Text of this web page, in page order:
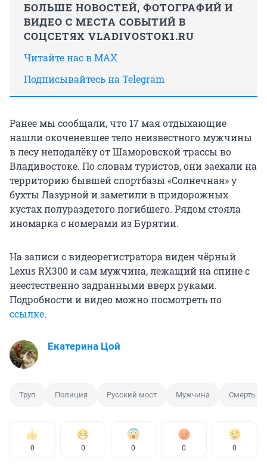
БОЛЬШЕ НОВОСТЕЙ, ФОТОГРАФИЙ И
ВИДЕО С МЕСТА СОБЫТИЙ В
СОЦСЕТЯХ VLADIVOSTOK1.RU
Читайте нас в MAX
Подписывайтесь на Telegram
Ранее мы сообщали, что 17 мая отдыхающие
нашли окоченевшее тело неизвестного мужчины
в лесу неподалёку от Шаморовской трассы во
Владивостоке. По словам туристов, они заехали на
территорию бывшей спортбазы «Солнечная» у
бухты Лазурной и заметили в придорожных
кустах полураздетого погибшего. Рядом стояла
иномарка с номерами из Бурятии.
На записи с видеорегистратора виден чёрный
Lexus RX300 и сам мужчина, лежащий на спине с
неестественно задранными вверх руками.
Подробности и видео можно посмотреть по
ссылке.
Екатерина Цой
Труп Полиция Русский мост Мужчина Смерть
0 0 0 0 0